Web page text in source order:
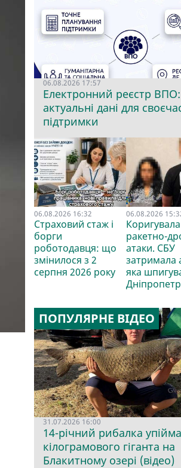
06.08.2026 17:57
Електронний реєстр ВПО:
актуальні дані для
підтримки
06.08.2026 16:32
Страховий стаж і
борги
роботодавця: що
змінилося з 2
серпня 2026 року
06.08.2026
Коригувала
ракетно-
атаки. СБУ
затримала
яка
ПОПУЛЯРНЕ ВІДЕО
31.07.2026 16:00
14-річний рибалка
кілограмового гіганта на
Блакитному озері (відео)